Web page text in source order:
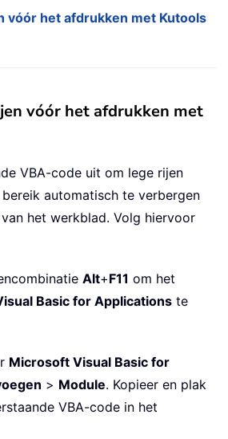
vóór het afdrukken met Kutools
vóór het afdrukken met
VBA-code uit om lege rijen
automatisch te verbergen
het werkblad. Volg hiervoor
Alt+F11 om het
Basic for Applications te
Microsoft Visual Basic for
> Module. Kopieer en plak
VBA-code in het